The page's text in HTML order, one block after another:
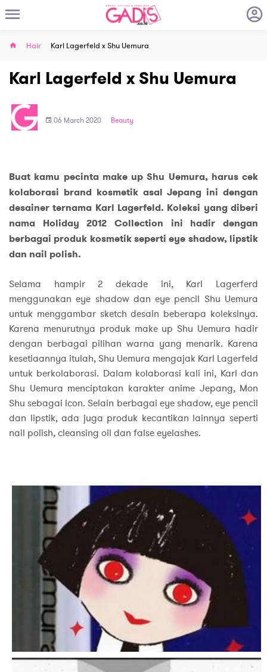
Hair Karl Lagerfeld x Shu Uemura
Karl Lagerfeld x Shu Uemura
06 March 2020 Beauty
Buat kamu pecinta make up Shu Uemura, harus cek
kolaborasi brand kosmetik asal Jepang ini dengan
desainer ternama Karl Lagerfeld. Koleksi yang diberi
nama Holiday 2012 Collection ini hadir dengan
berbagai produk kosmetik seperti eye shadow, lipstik
dan nail polish.
Selama hampir 2 dekade ini, Karl Lagerferd
menggunakan eye shadow dan eye pencil Shu Uemura
untuk menggambar sketch desain beberapa koleksinya.
Karena menurutnya produk make up Shu Uemura hadir
dengan berbagai pilihan warna yang menarik. Karena
kesetiaannya itulah, Shu Uemura mengajak Karl Lagerfeld
untuk berkolaborasi. Dalam kolaborasi kali ini, Karl dan
Shu Uemura menciptakan karakter anime Jepang, Mon
Shu sebagai icon. Selain berbagai eye shadow, eye pencil
dan lipstik, ada juga produk kecantikan lainnya seperti
nail polish, cleansing oil dan false eyelashes.